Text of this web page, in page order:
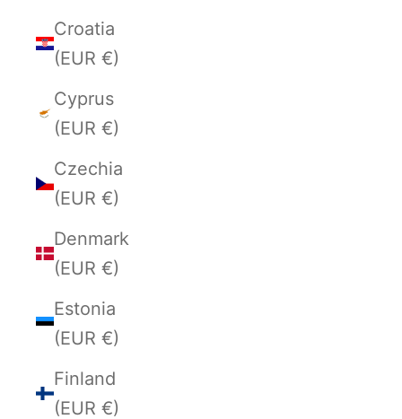
Croatia
(EUR €)
Cyprus
(EUR €)
Czechia
(EUR €)
Denmark
(EUR €)
Estonia
(EUR €)
Finland
(EUR €)